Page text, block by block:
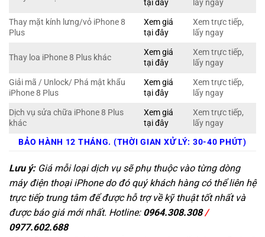
tại đây
lấy ngay
Thay mặt kính lưng/vỏ iPhone 8
Plus
Xem giá
tại đây
Xem trực tiếp,
lấy ngay
Thay loa iPhone 8 Plus khác
Xem giá
tại đây
Xem trực tiếp,
lấy ngay
Giải mã / Unlock/ Phá mật khẩu
iPhone 8 Plus
Xem giá
tại đây
Xem trực tiếp,
lấy ngay
Dịch vụ sửa chữa iPhone 8 Plus
khác
Xem giá
tại đây
Xem trực tiếp,
lấy ngay
BẢO HÀNH 12 THÁNG. (THỜI GIAN XỬ LÝ: 30-40 PHÚT)
Lưu ý:Giá mỗi loại dịch vụ sẽ phụ thuộc vào từng dòng
máy điện thoại iPhone do đó quý khách hàng có thể liên hệ
trực tiếp trung tâm để được hỗ trợ về kỹ thuật tốt nhất và
được báo giá mới nhất. Hotline: 0964.308.308/
0977.602.688